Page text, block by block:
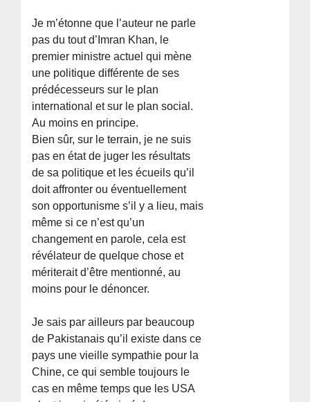
Je m’étonne que l’auteur ne parle
pas du tout d’Imran Khan, le
premier ministre actuel qui mène
une politique différente de ses
prédécesseurs sur le plan
international et sur le plan social.
Au moins en principe.
Bien sûr, sur le terrain, je ne suis
pas en état de juger les résultats
de sa politique et les écueils qu’il
doit affronter ou éventuellement
son opportunisme s’il y a lieu, mais
même si ce n’est qu’un
changement en parole, cela est
révélateur de quelque chose et
mériterait d’être mentionné, au
moins pour le dénoncer.
Je sais par ailleurs par beaucoup
de Pakistanais qu’il existe dans ce
pays une vieille sympathie pour la
Chine, ce qui semble toujours le
cas en même temps que les USA